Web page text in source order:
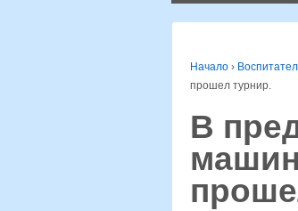
Начало ›
прошел турнир.
В